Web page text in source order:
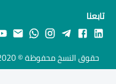
تابعنا
حقوق النسخ محفوظة © 2020 لدى